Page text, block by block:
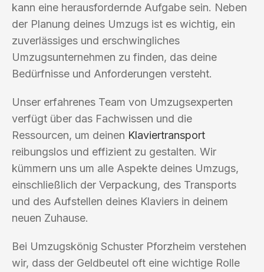
kann eine herausfordernde Aufgabe sein. Neben
der Planung deines Umzugs ist es wichtig, ein
zuverlässiges und erschwingliches
Umzugsunternehmen zu finden, das deine
Bedürfnisse und Anforderungen versteht.
Unser erfahrenes Team von Umzugsexperten
verfügt über das Fachwissen und die
Ressourcen, um deinen Klaviertransport
reibungslos und effizient zu gestalten. Wir
kümmern uns um alle Aspekte deines Umzugs,
einschließlich der Verpackung, des Transports
und des Aufstellen deines Klaviers in deinem
neuen Zuhause.
Bei Umzugskönig Schuster Pforzheim verstehen
wir, dass der Geldbeutel oft eine wichtige Rolle